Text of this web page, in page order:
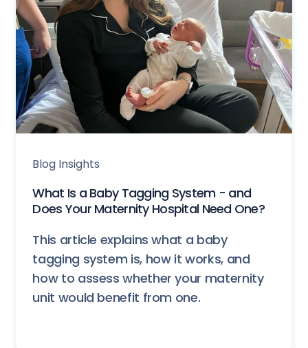
Blog Insights
What Is a Baby Tagging System - and
Does Your Maternity Hospital Need One?
This article explains what a baby
tagging system is, how it works, and
how to assess whether your maternity
unit would benefit from one.